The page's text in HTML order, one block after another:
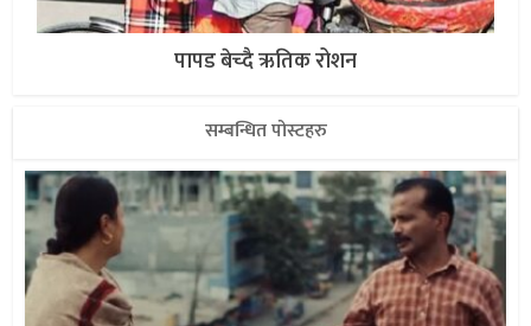
पापड बेच्दै ऋतिक रोशन
सम्बन्धित पोस्टहरु